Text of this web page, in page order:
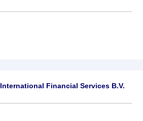
Financial Services B.V.